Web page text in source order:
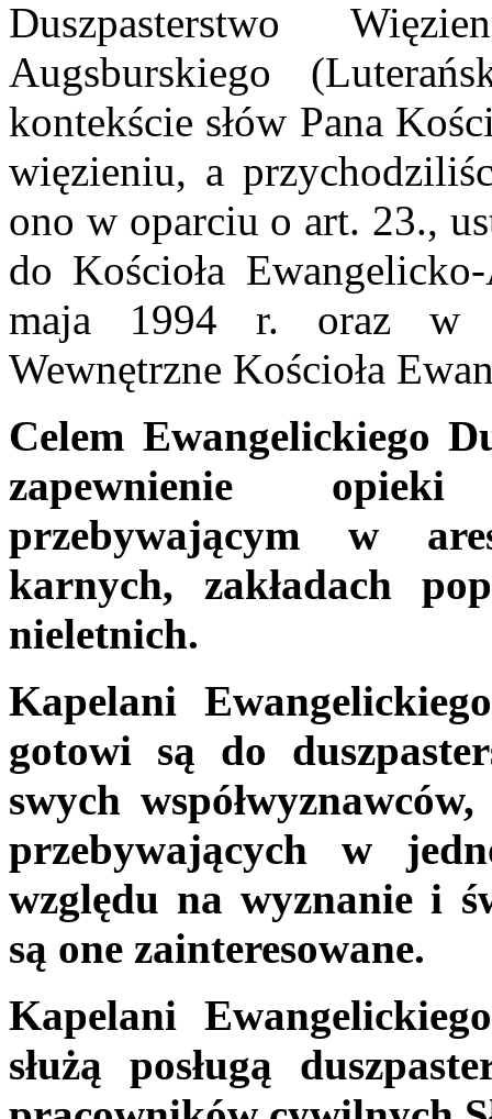
Duszpasterstwo
Augsburskiego
kontekście słów Pana
więzieniu, a
ono w oparciu o art. 23.,
do Kościoła
maja 1994 r. oraz w
Wewnętrzne Kościoła
Celem Ewangelickiego
zapewnienie opieki
przebywającym w
karnych, zakładach
nieletnich.
Kapelani
gotowi są do
swych
przebywających w
względu na wyznanie i
są one zainteresowane.
Kapelani
służą posługą